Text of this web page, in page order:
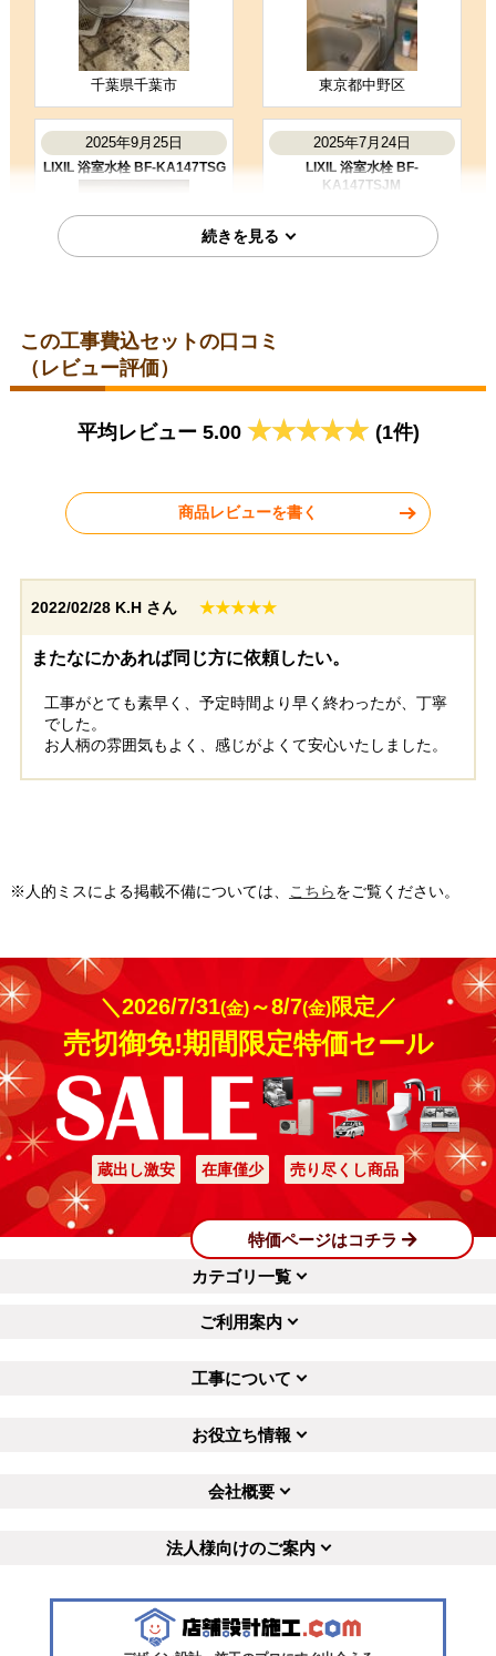
（ご本人様より）
工事満足度 ★★★★★ 受注満足度 ★★★★☆
購入の決め手
サイトが見やすかった 商品選定がしやすかった
価格が安かった
お客様の声をもっと見る
千葉県千葉市 東京都中野区
2025年9月25日
LIXIL 浴室水栓 BF-KA147TSG
埼玉県川口市
2025年7月24日
LIXIL 浴室水栓 BF-
KA147TSJM
LIXIL 浴室水栓 BF-
LIXIL 浴室水栓 BF-KA147TSM
この工事費込セットの口コミ
（レビュー評価）
平均レビュー 5.00 (1件)
商品レビューを書く
2022/02/28 K.H さん ★★★★★
またなにかあれば同じ方に依頼したい。
工事がとても素早く、予定時間より早く終わったが、丁寧
でした。
お人柄の雰囲気もよく、感じがよくて安心いたしました。
※人的ミスによる掲載不備については、 こちらをご覧ください。
＼2026/7/31(金)～8/7(金)限定／
売切御免!期間限定特価セール
蔵出し激安 在庫僅少 売り尽くし商品
特価ページはコチラ
カテゴリ一覧
ご利用案内
工事について
お役立ち情報
会社概要
法人様向けのご案内